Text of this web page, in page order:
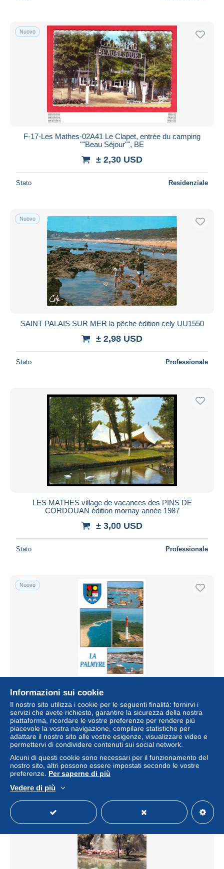
Nuovo
F-17-Les Mathes-02A41 Le Clapet, entrée du camping
""Beau Séjour"", BE
± 2,30 USD
Stato Residenziale
Nuovo
SAINT PALAIS SUR MER la pêche édition cely UU1550
± 2,98 USD
Stato Professionale
LES MATHES village de vacances des PINS DE
CORDOUAN édition mornay année 1987
± 3,00 USD
Stato Professionale
Nuovo
Carte Postale - 17 - La Palmyre - Multivues - Bateaux -
Mouettes - Plage - CPM - Voir Scans Recto-Verso -
Poscard - Cart
± 1,15 USD
Stato Professionista
Informazioni sui cookie
Il nostro sito utilizza i cookie per le seguenti finalità: fornirvi i
servizi che avete richiesto, garantire la sicurezza della nostra
piattaforma, ricordare le vostre preferenze per rendere più
piacevole la vostra navigazione, compilare statistiche per
adattare il nostro sito alle vostre esigenze, visualizzare video e
permettervi di condividere contenuti sui social network.
Alcuni di questi cookie sono necessari per il funzionamento del
nostro sito, altri possono essere impostati secondo le vostre
preferenze. Per saperne di più
Vedere di più